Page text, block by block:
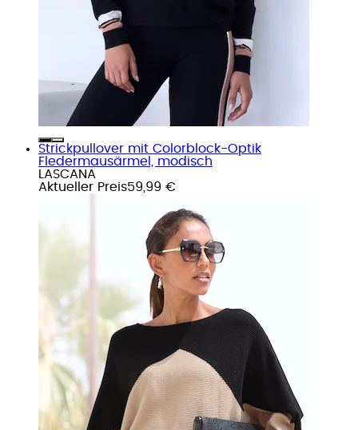
Strickpullover mit Colorblock-Optik
Fledermausärmel, modisch
LASCANA
Aktueller Preis59,99 €